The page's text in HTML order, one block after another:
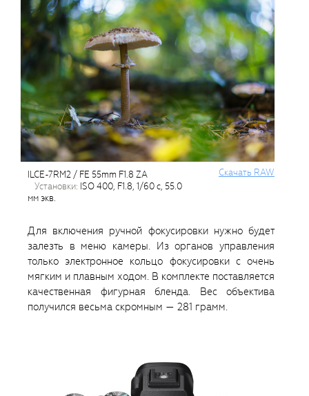
ILCE-7RM2 / FE 55mm F1.8 ZA
установки: ISO 400, F1.8, 1/60 с, 55.0
мм экв.
Cкачать RAW
Для включения ручной фокусировки нужно будет
залезть в меню камеры. Из органов управления
только электронное кольцо фокусировки с очень
мягким и плавным ходом. В комплекте поставляется
качественная фигурная бленда. Вес объектива
получился весьма скромным — 281 грамм.